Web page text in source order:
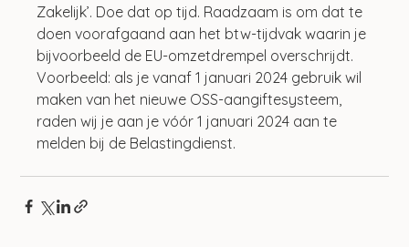
Zakelijk’. Doe dat op tijd. Raadzaam is om dat te
doen voorafgaand aan het btw-tijdvak waarin je
bijvoorbeeld de EU-omzetdrempel overschrijdt.
Voorbeeld: als je vanaf 1 januari 2024 gebruik wil
maken van het nieuwe OSS-aangiftesysteem,
raden wij je aan je vóór 1 januari 2024 aan te
melden bij de Belastingdienst.